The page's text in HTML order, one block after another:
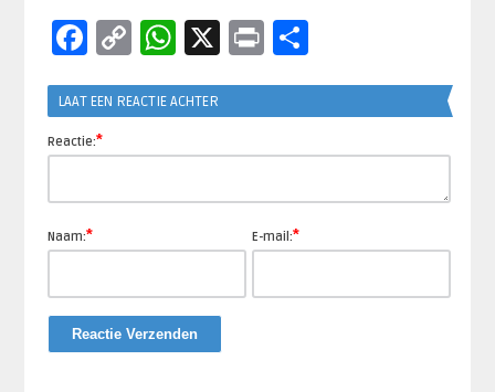
Facebook
CopyWhatsApp
X PrintDelen
LAAT EEN REACTIE ACHTER
Reactie:*
Naam:* E-mail:*